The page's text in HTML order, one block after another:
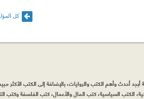
كل
أحدث وأهم الكتب والروايات، بالإضافة إلى الكتب الأكثر
الكتب السياسية، كتب المال والأعمال، كتب الفلسفة وكتب